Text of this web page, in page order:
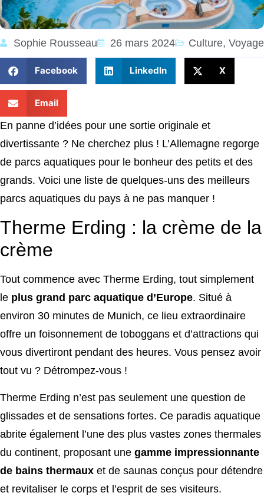
Sophie Rousseau 26 mars 2024 Culture, Voyage
Facebook LinkedIn X
Email
En panne d’idées pour une sortie originale et
divertissante ? Ne cherchez plus ! L’Allemagne regorge
de parcs aquatiques pour le bonheur des petits et des
grands. Voici une liste de quelques-uns des meilleurs
parcs aquatiques du pays à ne pas manquer !
Therme Erding : la crème de la
crème
Tout commence avec Therme Erding, tout simplement
le plus grand parc aquatique d’Europe. Situé à
environ 30 minutes de Munich, ce lieu extraordinaire
offre un foisonnement de toboggans et d’attractions qui
vous divertiront pendant des heures. Vous pensez avoir
tout vu ? Détrompez-vous !
Therme Erding n’est pas seulement une question de
glissades et de sensations fortes. Ce paradis aquatique
abrite également l’une des plus vastes zones thermales
du continent, proposant une gamme impressionnante
de bains thermaux et de saunas conçus pour détendre
et revitaliser le corps et l’esprit de ses visiteurs.